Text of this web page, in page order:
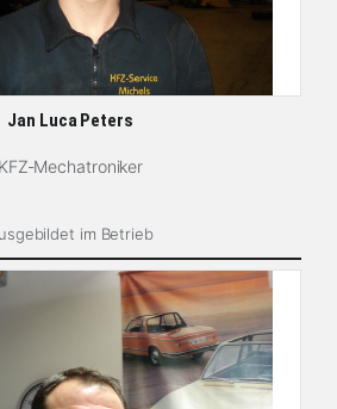
Jan Luca Peters
KFZ-Mechatroniker
im Betrieb